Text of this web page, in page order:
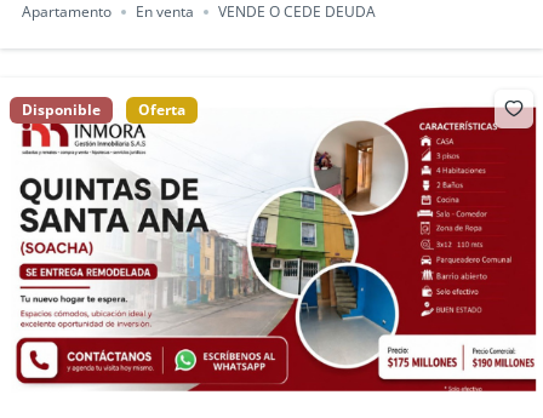
Apartamento
En venta VENDE O CEDE DEUDA
Disponible Oferta